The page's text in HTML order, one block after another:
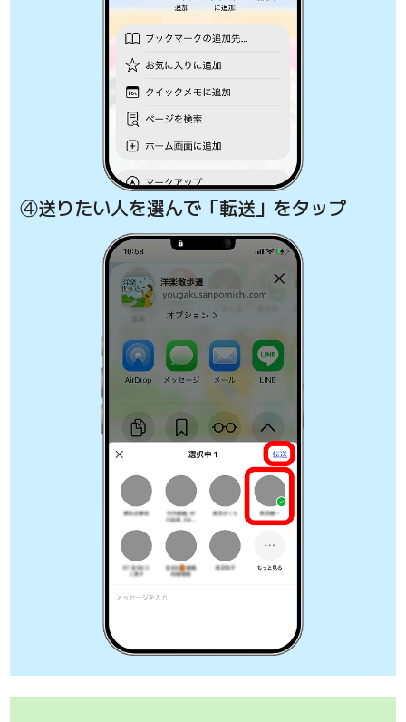
④送りたい人を選んで「転送」をタップ